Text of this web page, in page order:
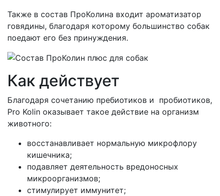
Также в состав ПроКолина входит ароматизатор
говядины, благодаря которому большинство собак
поедают его без принуждения.
Как действует
Благодаря сочетанию пребиотиков и пробиотиков,
Pro Kolin оказывает такое действие на организм
животного:
восстанавливает нормальную микрофлору
кишечника;
подавляет деятельность вредоносных
микроорганизмов;
стимулирует иммунитет;